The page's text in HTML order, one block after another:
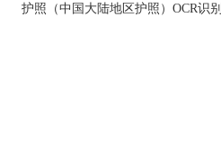
护照（中国大陆地区护照）OCR识别